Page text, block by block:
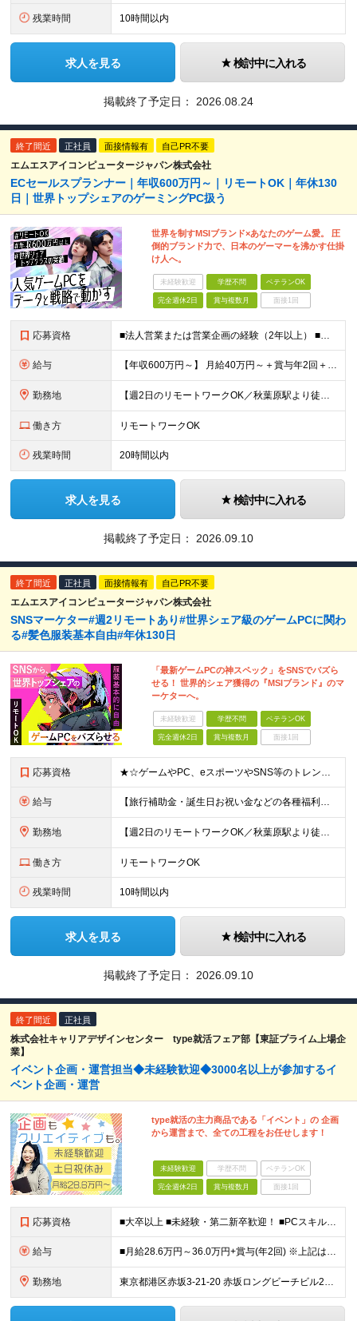
残業時間 10時間以内
求人を見る 検討中に入れる
掲載終了予定日： 2026.08.24
終了間近 正社員 面接情報有 自己PR不要
エムエスアイコンピュータージャパン株式会社
ECセールスプランナー｜年収600万円～｜リモートOK｜年休130
日｜世界トップシェアのゲーミングPC扱う
世界を制すMSIブランド×あなたのゲーム愛。 圧
倒的ブランド力で、日本のゲーマーを沸かす仕掛
け人へ。
未経験歓迎 学歴不問 ベテランOK
完全週休2日 賞与複数月 面接1回
応募資格 ■法人営業または営業企画の経験（2年以上） ■日本企業でのEC物販業務経験（2年以上） ■基本的なMicrosoft Officeスキル（Excel：VLOOKUP、ピボットテーブルなど） ■学歴不問
給与 【年収600万円～】 月給40万円～＋賞与年2回＋各種手当 ※経験・スキルを考慮し、決定いたします ※上記には固定残業代（24時間分／4万円～6.5万円）を含みます ※試用期間3カ月（期間中の雇用形
勤務地 【週2日のリモートワークOK／秋葉原駅より徒歩5分】 本社：東京都千代田区神田須田町2-19-23 Daiwa秋葉原ビル 6階 ※展示会などでの国内/海外出張あり ※変更の範囲：上記を除く当社関連
働き方 リモートワークOK
残業時間 20時間以内
求人を見る 検討中に入れる
掲載終了予定日： 2026.09.10
終了間近 正社員 面接情報有 自己PR不要
エムエスアイコンピュータージャパン株式会社
SNSマーケター#週2リモートあり#世界シェア級のゲームPCに関わ
る#髪色服装基本自由#年休130日
「最新ゲームPCの神スペック」をSNSでバズら
せる！ 世界的シェア獲得の『MSIブランド』のマ
ーケターへ。
未経験歓迎 学歴不問 ベテランOK
完全週休2日 賞与複数月 面接1回
応募資格 ★☆ゲームやPC、eスポーツやSNS等のトレンドに興味がある方必見☆★ ■以下いずれかのご経験をお持ちの方 ├マーケティング業務またはメディア・Webメディア・広告代理店の経験 └もしくはパソコンショ
給与 【旅行補助金・誕生日お祝い金などの各種福利厚生充実】 月給26万円～＋賞与年2回＋各種手当 ※経験・スキルを考慮し、決定いたします ※上記には固定残業代（24時間分／4万円～6万円）を含みます ※
勤務地 【週2日のリモートワークOK／秋葉原駅より徒歩5分】 本社：東京都千代田区神田須田町2-19-23 Daiwa秋葉原ビル 6階 ※展示会などでの国内/海外出張あり ※変更の範囲：上記を除く当社関連
働き方 リモートワークOK
残業時間 10時間以内
求人を見る 検討中に入れる
掲載終了予定日： 2026.09.10
終了間近 正社員
株式会社キャリアデザインセンター type就活フェア部【東証プライム上場企
業】
イベント企画・運営担当◆未経験歓迎◆3000名以上が参加するイ
ベント企画・運営
type就活の主力商品である「イベント」の 企画
から運営まで、全ての工程をお任せします！
未経験歓迎 学歴不問 ベテランOK
完全週休2日 賞与複数月 面接1回
応募資格 ■大卒以上 ■未経験・第二新卒歓迎！ ■PCスキルがある方（Word、Excel、メール、Googleスプレッドシートなど） ～歓迎条件～ ・組織の成果をあげるための企画、達成した経験 ・各種リサー
給与 ■月給28.6万円～36.0万円+賞与(年2回) ※上記は、ご経験・スキルにより変動します ※所定7時間45分の標準労働制 ※月給には固定の時間外勤務手当30時間分を含む ※時間外勤務が30時間を超え
勤務地 東京都港区赤坂3-21-20 赤坂ロングビーチビル2F ※（変更の範囲）上記を除く当社関連勤務地